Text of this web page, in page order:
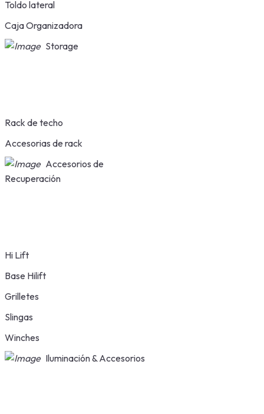
Toldo lateral
Caja Organizadora
Storage
Rack de techo
Accesorias de rack
Accesorios de
Recuperación
Hi Lift
Base Hilift
Grilletes
Slingas
Winches
Iluminación & Accesorios